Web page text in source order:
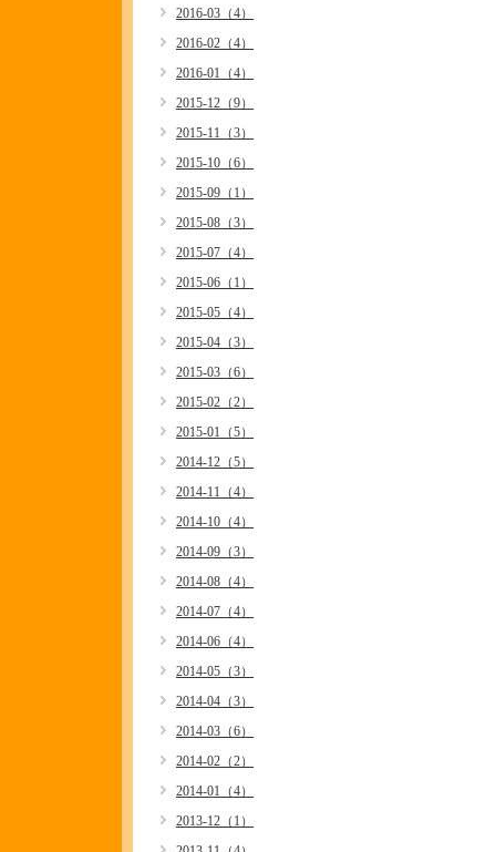
2016-03（4）
2016-02（4）
2016-01（4）
2015-12（9）
2015-11（3）
2015-10（6）
2015-09（1）
2015-08（3）
2015-07（4）
2015-06（1）
2015-05（4）
2015-04（3）
2015-03（6）
2015-02（2）
2015-01（5）
2014-12（5）
2014-11（4）
2014-10（4）
2014-09（3）
2014-08（4）
2014-07（4）
2014-06（4）
2014-05（3）
2014-04（3）
2014-03（6）
2014-02（2）
2014-01（4）
2013-12（1）